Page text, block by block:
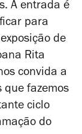
A entrada é
para
de
Rita
convida a
que fazemos
ciclo
do